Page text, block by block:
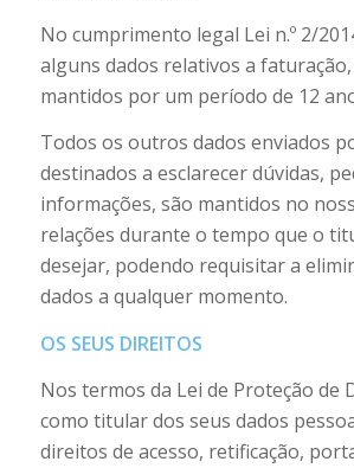
No cumprimento legal Lei n.º 2/
alguns dados relativos a
mantidos por um período de 12
Todos os outros dados enviados
destinados a esclarecer dúvidas,
informações, são mantidos no
relações durante o tempo que o
desejar, podendo requisitar a
dados a qualquer momento.
OS SEUS DIREITOS
Nos termos da Lei de Proteção de
como titular dos seus dados
direitos de acesso, retificação,